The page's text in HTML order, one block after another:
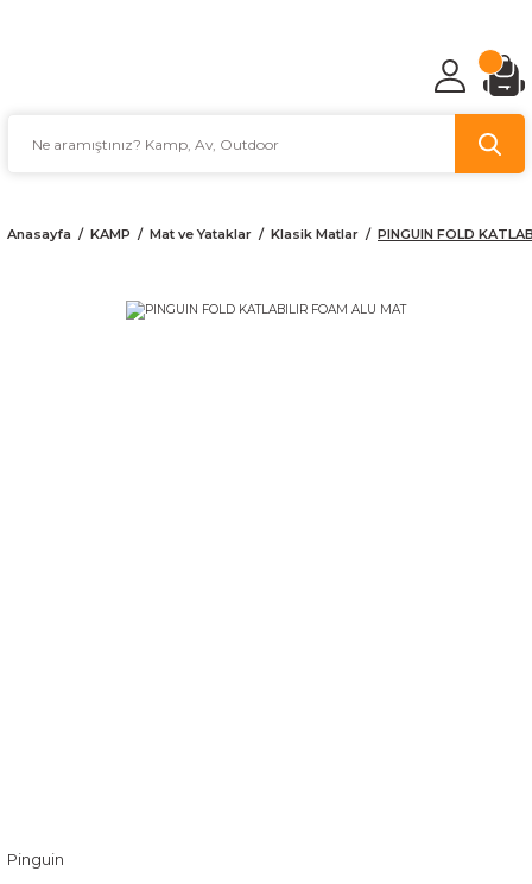
Anasayfa KAMP Mat ve Yataklar Klasik Matlar PINGUIN FOLD
Pinguin